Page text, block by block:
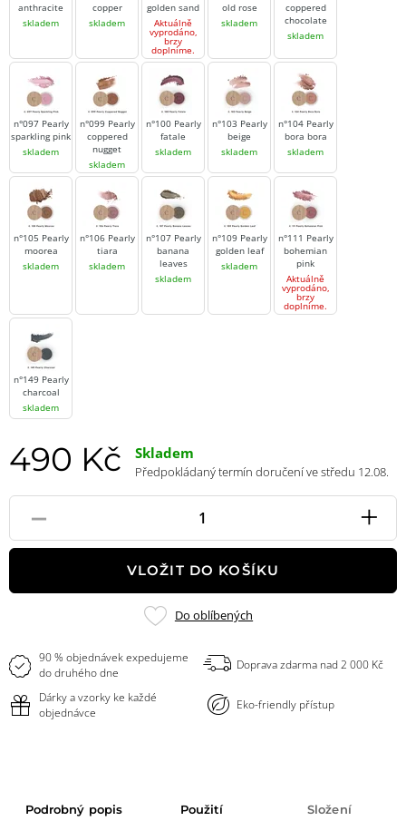
anthracite
skladem
copper
skladem
golden sand
Aktuálně
vyprodáno,
brzy
doplníme.
old rose
skladem
coppered
chocolate
skladem
n°097 Pearly
sparkling pink
skladem
n°099 Pearly
coppered
nugget
skladem
n°100 Pearly
fatale
skladem
n°103 Pearly
beige
skladem
n°104 Pearly
bora bora
skladem
n°105 Pearly
moorea
skladem
n°106 Pearly
tiara
skladem
n°107 Pearly
banana
leaves
skladem
n°109 Pearly
golden leaf
skladem
n°111 Pearly
bohemian
pink
Aktuálně
vyprodáno,
brzy
doplníme.
n°149 Pearly
charcoal
skladem
490 Kč Skladem
Předpokládaný termín doručení ve středu 12.08.
-
Pole
množství
+
VLOŽIT DO KOŠÍKU
Přidat
Do oblíbených
90 % objednávek expedujeme
do druhého dne
Doprava zdarma nad 2 000 Kč
Dárky a vzorky ke každé
objednávce
Eko-friendly přístup
Podrobný popis Použití Složení